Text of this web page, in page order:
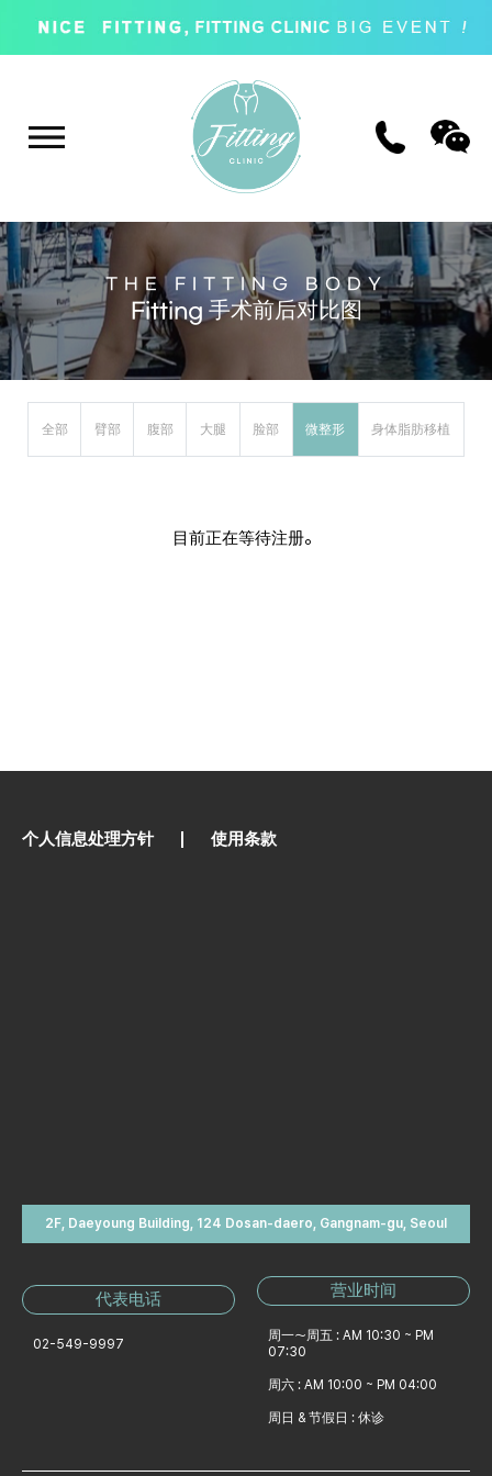
THE FITTING BODY
Fitting 手术前后对比图
全部 臂部 腹部 大腿 脸部 微整形 身体脂肪移植
目前正在等待注册。
个人信息处理方针 使用条款
2F, Daeyoung Building, 124 Dosan-daero, Gangnam-gu, Seoul
代表电话
02-549-9997
营业时间
周一～周五 : AM 10:30 ~ PM
07:30
周六 : AM 10:00 ~ PM 04:00
周日 & 节假日 : 休诊